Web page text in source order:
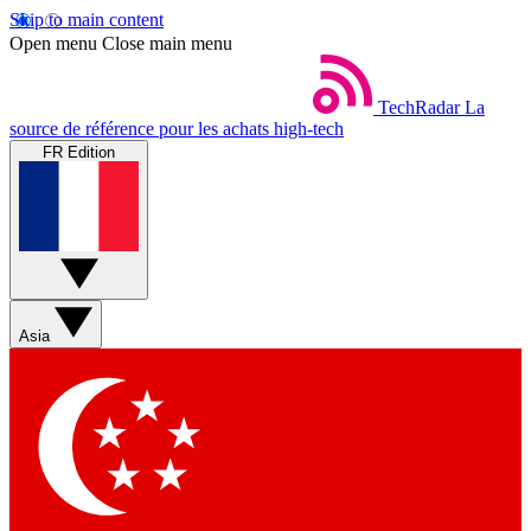
Skip to main content
Open menu Close main menu
TechRadar La
source de référence pour les achats high-tech
FR Edition
Asia